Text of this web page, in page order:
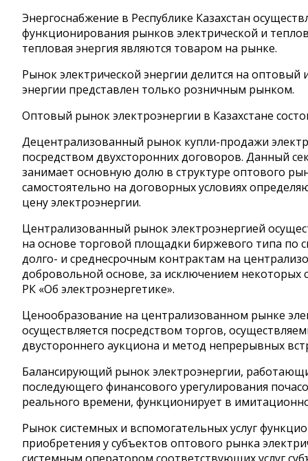
Энергоснабжение в Республике Казахстан
функционирования рынков электрической и
тепловая энергия являются товаром на рынке.
Рынок электрической энергии делится на
энергии представлен только розничным рынком.
Оптовый рынок электроэнергии в Казахстане
Децентрализованный рынок купли-продажи
посредством двухсторонних договоров. Данный
занимает основную долю в структуре оптового
самостоятельно на договорных условиях
цену электроэнергии.
Централизованный рынок электроэнергией
на основе торговой площадки биржевого типа по
долго- и среднесрочным контрактам на
добровольной основе, за исключением некоторых
РК «Об электроэнергетике».
Ценообразование на централизованном рынке
осуществляется посредством торгов,
двустороннего аукциона и метод непрерывных
Балансирующий рынок электроэнергии,
последующего финансового урегулирования
реального времени, функционирует в
Рынок системных и вспомогательных услуг
приобретения у субъектов оптового рынка